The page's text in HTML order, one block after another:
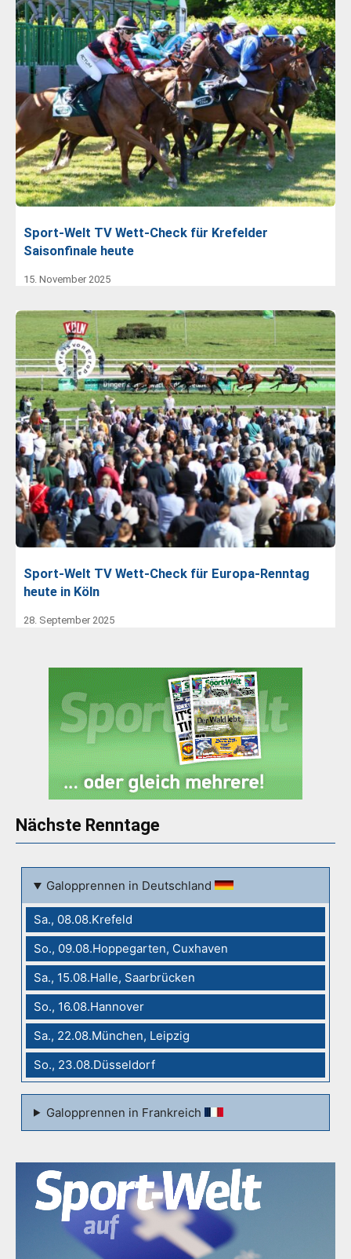
Sport-Welt TV Wett-Check für Krefelder
Saisonfinale heute
15. November 2025
Sport-Welt TV Wett-Check für Europa-Renntag
heute in Köln
28. September 2025
Nächste Renntage
Galopprennen in Deutschland
Sa., 08.08.Krefeld
So., 09.08.Hoppegarten, Cuxhaven
Sa., 15.08.Halle, Saarbrücken
So., 16.08.Hannover
Sa., 22.08.München, Leipzig
So., 23.08.Düsseldorf
Galopprennen in Frankreich